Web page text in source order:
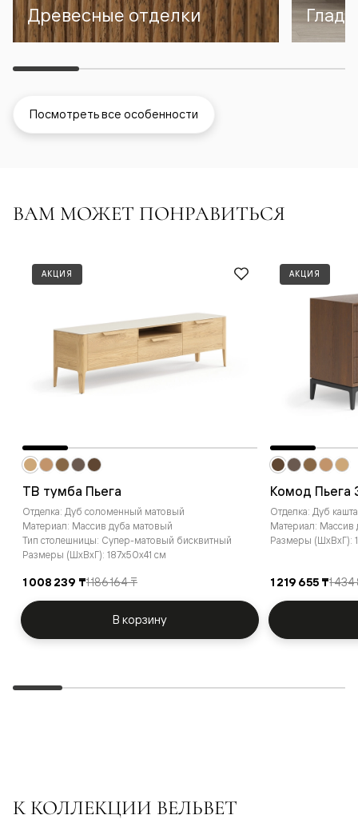
Древесные отделки
Посмотреть все особенности
ВАМ МОЖЕТ ПОНРАВИТЬСЯ
АКЦИЯ
ТВ тумба Пьега
Отделка: Дуб соломенный матовый
Материал: Массив дуба матовый
Тип столешницы: Супер-матовый бисквитный
Размеры (ШxВxГ): 187x50x41 см
1 008 239 ₸1 186 164 ₸
В корзину
АКЦИЯ
Комод Пьега
Отделка: Дуб
Материал: Массив
Размеры (ШxВxГ):
1 219 655 ₸1
К КОЛЛЕКЦИИ ВЕЛЬВЕТ